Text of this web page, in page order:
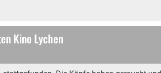
Kino Lychen